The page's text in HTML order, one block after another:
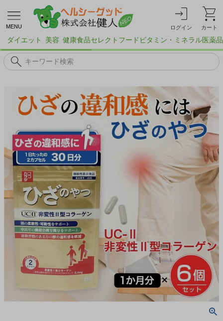
MENU ログイン カート
ダイエット 美容 健康食品セレクトフード ビタミン・ミネラル医薬品